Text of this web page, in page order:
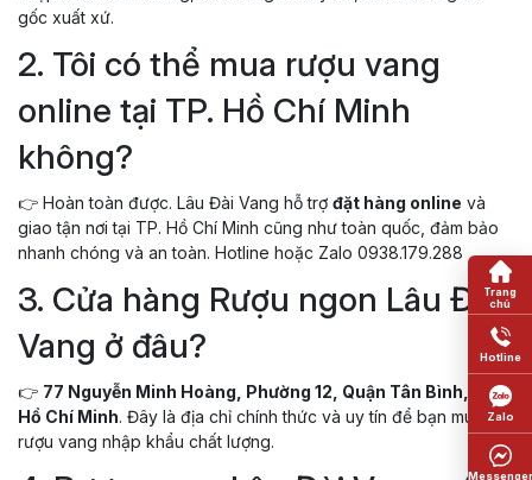
gốc xuất xứ.
2. Tôi có thể mua rượu vang
online tại TP. Hồ Chí Minh
không?
👉 Hoàn toàn được. Lâu Đài Vang hỗ trợ đặt hàng online và
giao tận nơi tại TP. Hồ Chí Minh cũng như toàn quốc, đảm bảo
nhanh chóng và an toàn. Hotline hoặc Zalo 0938.179.288
3. Cửa hàng Rượu ngon Lâu Đài
Vang ở đâu?
👉 77 Nguyễn Minh Hoàng, Phường 12, Quận Tân Bình, TP.
Hồ Chí Minh. Đây là địa chỉ chính thức và uy tín để bạn mua
rượu vang nhập khẩu chất lượng.